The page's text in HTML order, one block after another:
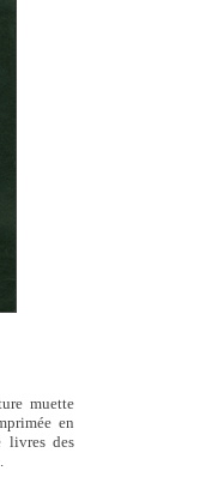
muette
en
livres des